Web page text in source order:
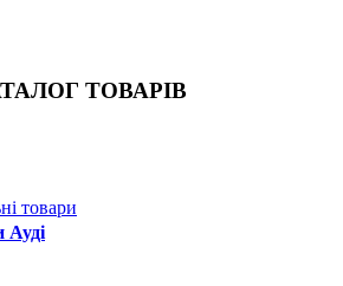
ТОВАРІВ
товари
Ауді